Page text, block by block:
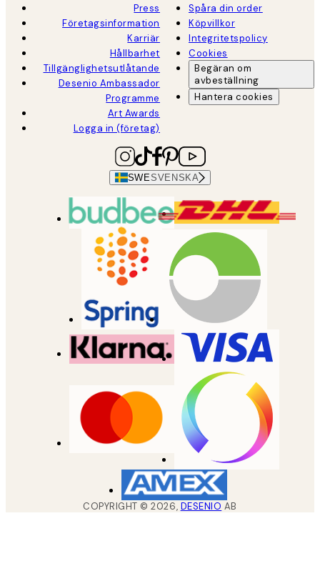
Press
Företagsinformation
Karriär
Hållbarhet
Tillgänglighetsutlåtande
Desenio Ambassador
Programme
Art Awards
Logga in (företag)
Spåra din order
Köpvillkor
Integritetspolicy
Cookies
Begäran om
avbeställning
Hantera cookies
SWESVENSKA
COPYRIGHT ©2026, DESENIO AB